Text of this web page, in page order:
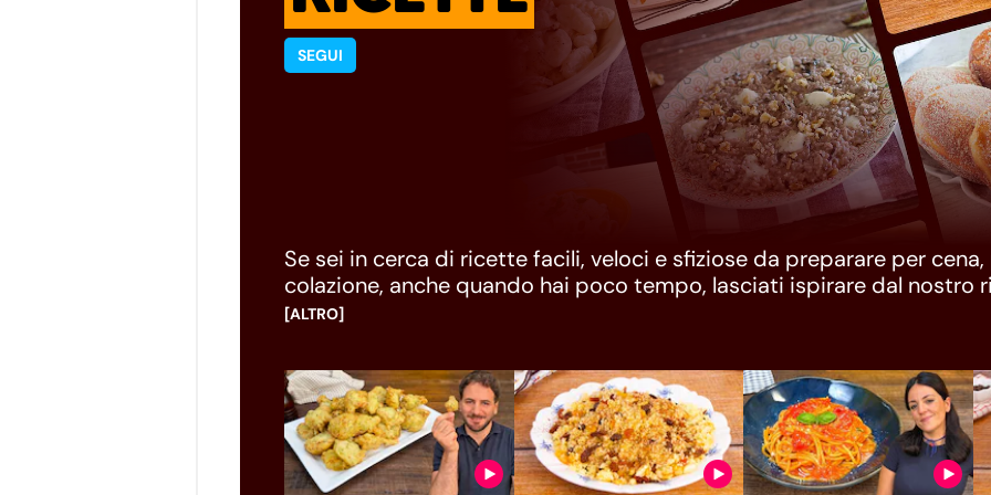
SEGUI
Se sei in cerca di ricette facili, veloci e sfiziose da preparare per
colazione, anche quando hai poco tempo, lasciati ispirare dal nostro
proponiamo tante idee, anche light, per un menu completo
con il procedimento passo dopo passo, ma anche illustrato
arricchito con utili consigli per rendere ancor più gustose e semplici
cucina.
[ALTRO]